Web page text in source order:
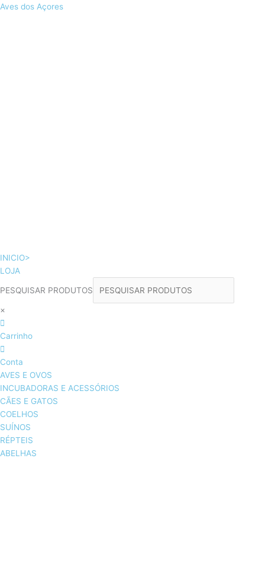
Skip
Aves dos Açores
INICIO>
LOJA
PESQUISAR PRODUTOS
×
Carrinho
Conta
AVES E OVOS
INCUBADORAS E ACESSÓRIOS
CÃES E GATOS
COELHOS
SUÍNOS
RÉPTEIS
ABELHAS